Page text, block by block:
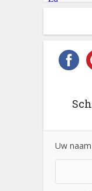
Uw